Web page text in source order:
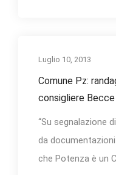
Luglio 10, 2013
Comune Pz:
consigliere Becce
“Su segnalazione
da
che Potenza è un